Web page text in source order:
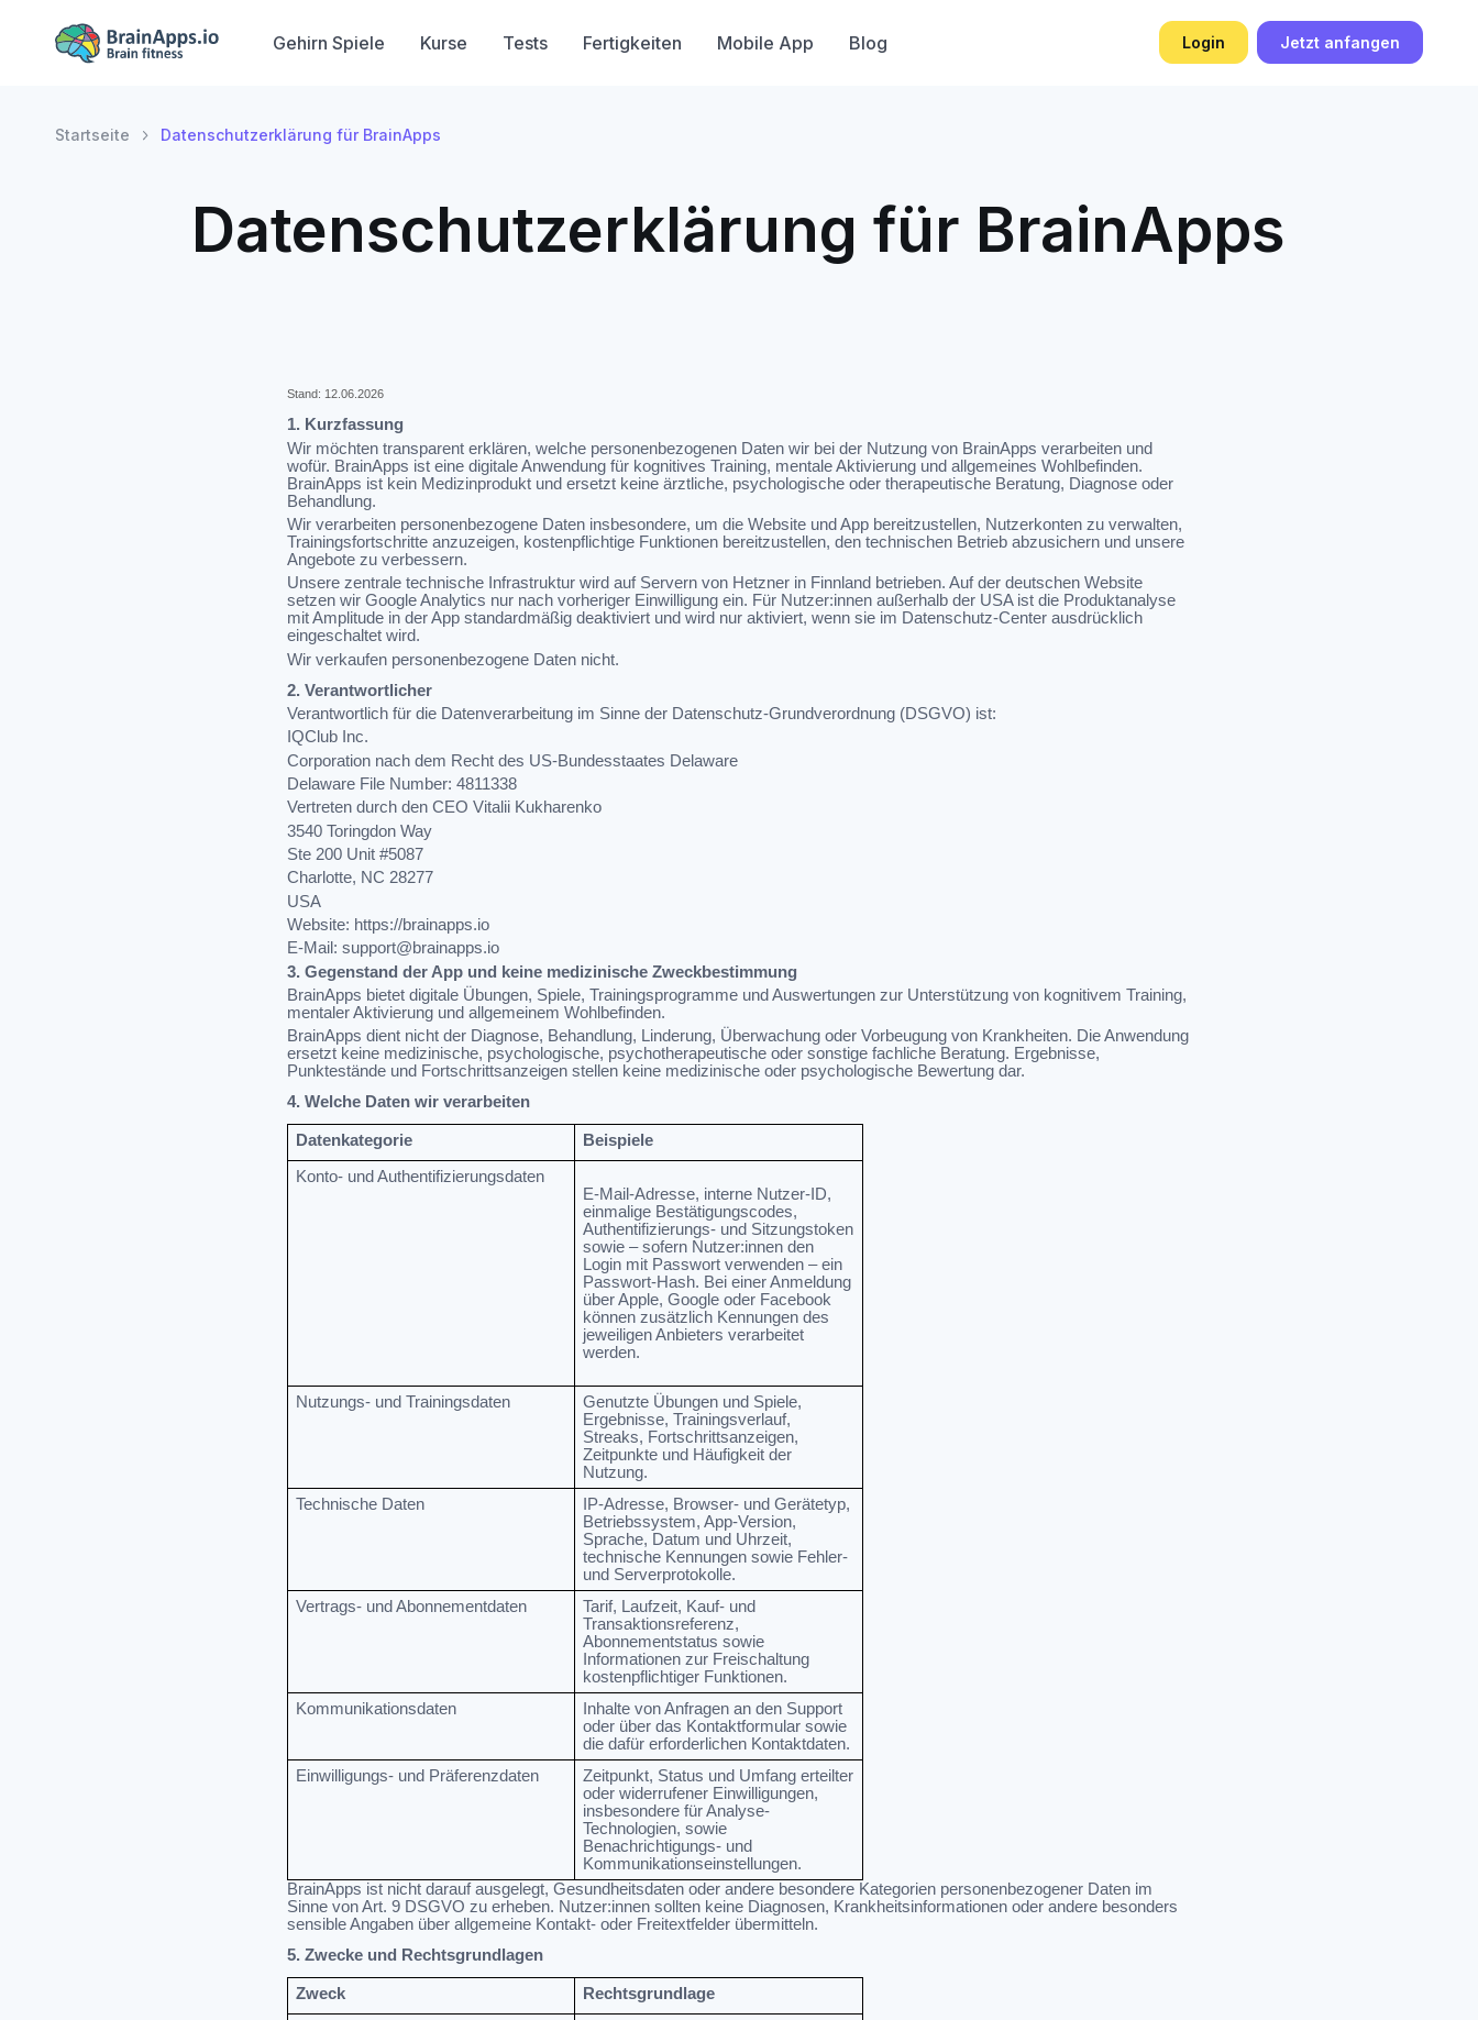
Login Jetzt anfangen
Gehirn Spiele Kurse Tests Fertigkeiten Mobile App Blog
Startseite Datenschutzerklärung für BrainApps
Datenschutzerklärung für BrainApps
Stand: 12.06.2026
1. Kurzfassung
Wir möchten transparent erklären, welche personenbezogenen Daten wir bei der Nutzung von BrainApps verarbeiten und
wofür. BrainApps ist eine digitale Anwendung für kognitives Training, mentale Aktivierung und allgemeines Wohlbefinden.
BrainApps ist kein Medizinprodukt und ersetzt keine ärztliche, psychologische oder therapeutische Beratung, Diagnose oder
Behandlung.
Wir verarbeiten personenbezogene Daten insbesondere, um die Website und App bereitzustellen, Nutzerkonten zu verwalten,
Trainingsfortschritte anzuzeigen, kostenpflichtige Funktionen bereitzustellen, den technischen Betrieb abzusichern und unsere
Angebote zu verbessern.
Unsere zentrale technische Infrastruktur wird auf Servern von Hetzner in Finnland betrieben. Auf der deutschen Website
setzen wir Google Analytics nur nach vorheriger Einwilligung ein. Für Nutzer:innen außerhalb der USA ist die Produktanalyse
mit Amplitude in der App standardmäßig deaktiviert und wird nur aktiviert, wenn sie im Datenschutz-Center ausdrücklich
eingeschaltet wird.
Wir verkaufen personenbezogene Daten nicht.
2. Verantwortlicher
Verantwortlich für die Datenverarbeitung im Sinne der Datenschutz-Grundverordnung (DSGVO) ist:
IQClub Inc.
Corporation nach dem Recht des US-Bundesstaates Delaware
Delaware File Number: 4811338
Vertreten durch den CEO Vitalii Kukharenko
3540 Toringdon Way
Ste 200 Unit #5087
Charlotte, NC 28277
USA
Website: https://brainapps.io
E-Mail:support@brainapps.io
3. Gegenstand der App und keine medizinische Zweckbestimmung
BrainApps bietet digitale Übungen, Spiele, Trainingsprogramme und Auswertungen zur Unterstützung von kognitivem Training,
mentaler Aktivierung und allgemeinem Wohlbefinden.
BrainApps dient nicht der Diagnose, Behandlung, Linderung, Überwachung oder Vorbeugung von Krankheiten. Die Anwendung
ersetzt keine medizinische, psychologische, psychotherapeutische oder sonstige fachliche Beratung. Ergebnisse,
Punktestände und Fortschrittsanzeigen stellen keine medizinische oder psychologische Bewertung dar.
4. Welche Daten wir verarbeiten
Datenkategorie Beispiele
Konto- und Authentifizierungsdaten
E-Mail-Adresse, interne Nutzer-ID,
einmalige Bestätigungscodes,
Authentifizierungs- und Sitzungstoken
sowie – sofern Nutzer:innen den
Login mit Passwort verwenden – ein
Passwort-Hash. Bei einer Anmeldung
über Apple, Google oder Facebook
können zusätzlich Kennungen des
jeweiligen Anbieters verarbeitet
werden.
Nutzungs- und Trainingsdaten
Genutzte Übungen und Spiele,
Ergebnisse, Trainingsverlauf,
Streaks, Fortschrittsanzeigen,
Zeitpunkte und Häufigkeit der
Nutzung.
Technische Daten
IP-Adresse, Browser- und Gerätetyp,
Betriebssystem, App-Version,
Sprache, Datum und Uhrzeit,
technische Kennungen sowie Fehler-
und Serverprotokolle.
Vertrags- und Abonnementdaten
Tarif, Laufzeit, Kauf- und
Transaktionsreferenz,
Abonnementstatus sowie
Informationen zur Freischaltung
kostenpflichtiger Funktionen.
Kommunikationsdaten
Inhalte von Anfragen an den Support
oder über das Kontaktformular sowie
die dafür erforderlichen Kontaktdaten.
Einwilligungs- und Präferenzdaten
Zeitpunkt, Status und Umfang erteilter
oder widerrufener Einwilligungen,
insbesondere für Analyse-
Technologien, sowie
Benachrichtigungs- und
Kommunikationseinstellungen.
BrainApps ist nicht darauf ausgelegt, Gesundheitsdaten oder andere besondere Kategorien personenbezogener Daten im
Sinne von Art. 9 DSGVO zu erheben. Nutzer:innen sollten keine Diagnosen, Krankheitsinformationen oder andere besonders
sensible Angaben über allgemeine Kontakt- oder Freitextfelder übermitteln.
5. Zwecke und Rechtsgrundlagen
Zweck Rechtsgrundlage